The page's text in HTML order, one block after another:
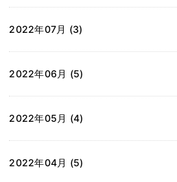
2022年07月 (3)
2022年06月 (5)
2022年05月 (4)
2022年04月 (5)